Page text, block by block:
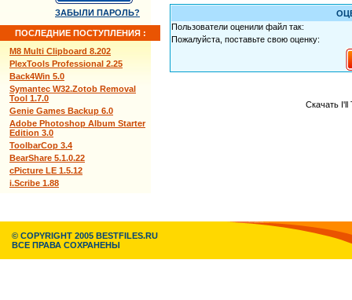
ЗАБЫЛИ ПАРОЛЬ?
ПОСЛЕДНИЕ ПОСТУПЛЕНИЯ :
M8 Multi Clipboard 8.202
PlexTools Professional 2.25
Back4Win 5.0
Symantec W32.Zotob Removal
Tool 1.7.0
Genie Games Backup 6.0
Adobe Photoshop Album Starter
Edition 3.0
ToolbarCop 3.4
BearShare 5.1.0.22
cPicture LE 1.5.12
i.Scribe 1.88
Пользователи оценили файл так:
Пожалуйста, поставьте свою оценку:
Скачать I'll
© COPYRIGHT 2005 BESTFILES.RU
ВСЕ ПРАВА СОХРАНЕНЫ